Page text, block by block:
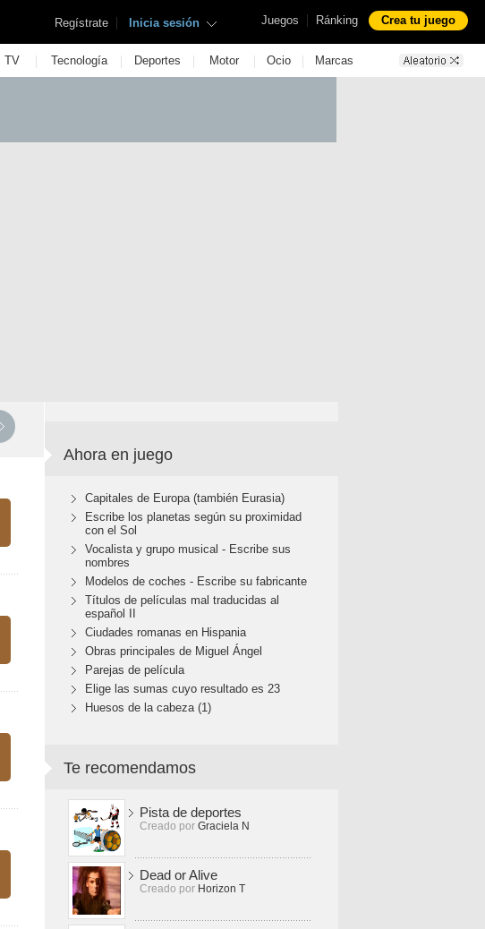
Juegos | Ránking Crea tu juego
Regístrate | Inicia sesión
TV | Tecnología | Deportes | Motor | Ocio | Marcas
Ahora en juego
Capitales de Europa (también Eurasia)
Escribe los planetas según su proximidad
con el Sol
Vocalista y grupo musical - Escribe sus
nombres
Modelos de coches - Escribe su fabricante
Títulos de películas mal traducidas al
español II
Ciudades romanas en Hispania
Obras principales de Miguel Ángel
Parejas de película
Elige las sumas cuyo resultado es 23
Huesos de la cabeza (1)
Te recomendamos
Pista de deportes
Creado por Graciela N
Dead or Alive
Creado por Horizon T